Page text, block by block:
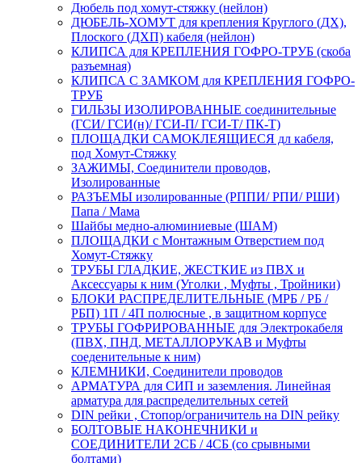
Дюбель под хомут-стяжку (нейлон)
ДЮБЕЛЬ-ХОМУТ для крепления Круглого (ДХ),
Плоского (ДХП) кабеля (нейлон)
КЛИПСА для КРЕПЛЕНИЯ ГОФРО-ТРУБ (скоба
разъемная)
КЛИПСА С ЗАМКОМ для КРЕПЛЕНИЯ ГОФРО-
ТРУБ
ГИЛЬЗЫ ИЗОЛИРОВАННЫЕ соединительные
(ГСИ/ ГСИ(н)/ ГСИ-П/ ГСИ-Т/ ПК-Т)
ПЛОЩАДКИ САМОКЛЕЯЩИЕСЯ дл кабеля,
под Хомут-Стяжку
ЗАЖИМЫ, Соединители проводов,
Изолированные
РАЗЪЕМЫ изолированные (РППИ/ РПИ/ РШИ)
Папа / Мама
Шайбы медно-алюминиевые (ШАМ)
ПЛОЩАДКИ с Монтажным Отверстием под
Хомут-Стяжку
ТРУБЫ ГЛАДКИЕ, ЖЕСТКИЕ из ПВХ и
Аксессуары к ним (Уголки , Муфты , Тройники)
БЛОКИ РАСПРЕДЕЛИТЕЛЬНЫЕ (МРБ / РБ /
РБП) 1П / 4П полюсные , в защитном корпусе
ТРУБЫ ГОФРИРОВАННЫЕ для Электрокабеля
(ПВХ, ПНД, МЕТАЛЛОРУКАВ и Муфты
соеденительные к ним)
КЛЕМНИКИ, Соединители проводов
АРМАТУРА для СИП и заземления. Линейная
арматура для распределительных сетей
DIN рейки , Стопор/ограничитель на DIN рейку
БОЛТОВЫЕ НАКОНЕЧНИКИ и
СОЕДИНИТЕЛИ 2СБ / 4СБ (со срывными
болтами)